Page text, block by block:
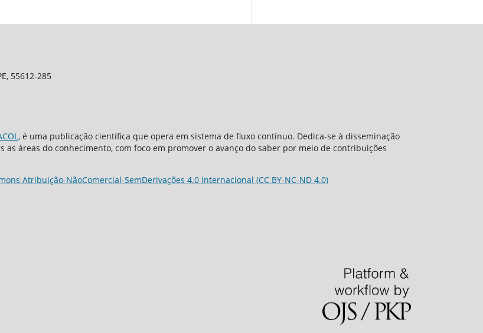
55612-285
, é uma publicação científica que opera em sistema de fluxo contínuo. Dedica-se à disseminação
áreas do conhecimento, com foco em promover o avanço do saber por meio de contribuições
Atribuição-NãoComercial-SemDerivações 4.0 Internacional (CC BY-NC-ND 4.0)